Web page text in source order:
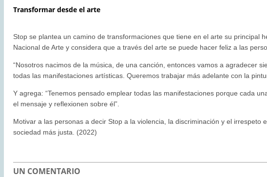
Transformar desde el arte
Stop se plantea un camino de transformaciones que tiene en el arte su principal
Nacional de Arte y considera que a través del arte se puede hacer feliz a las
“Nosotros nacimos de la música, de una canción, entonces vamos a agradecer
todas las manifestaciones artísticas. Queremos trabajar más adelante con la
Y agrega: “Tenemos pensado emplear todas las manifestaciones porque cada
el mensaje y reflexionen sobre él”.
Motivar a las personas a decir Stop a la violencia, la discriminación y el
sociedad más justa. (2022)
UN COMENTARIO